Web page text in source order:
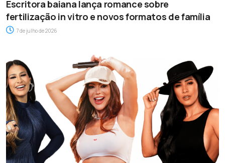
Escritora baiana lança romance sobre
fertilização in vitro e novos formatos de família
7 de julho de 2026